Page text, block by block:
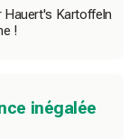
Hauert's Kartoffeln
!
inégalée